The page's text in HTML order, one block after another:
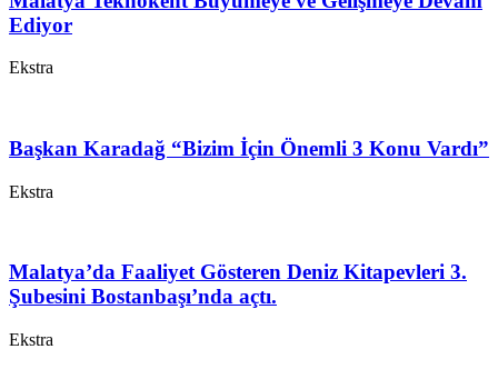
Ediyor
Ekstra
Başkan Karadağ “Bizim İçin Önemli 3 Konu Vardı”
Ekstra
Malatya’da Faaliyet Gösteren Deniz Kitapevleri 3.
Şubesini Bostanbaşı’nda açtı.
Ekstra